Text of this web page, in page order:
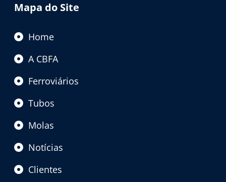
Mapa do Site
Home
A CBFA
Ferroviários
Tubos
Molas
Notícias
Clientes